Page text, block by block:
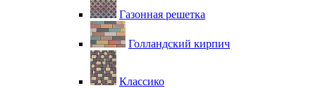
Газонная решетка
Голландский кирпич
Классико